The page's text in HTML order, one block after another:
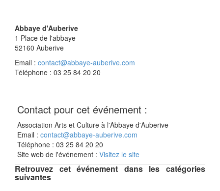
Abbaye d'Auberive
1 Place de l'abbaye
52160 Auberive
Email : contact@abbaye-auberive.com
Téléphone : 03 25 84 20 20
Contact pour cet événement :
Association Arts et Culture à l'Abbaye d'Auberive
Email : contact@abbaye-auberive.com
Téléphone : 03 25 84 20 20
Site web de l'événement : Visitez le site
Retrouvez cet événement dans les catégories
suivantes